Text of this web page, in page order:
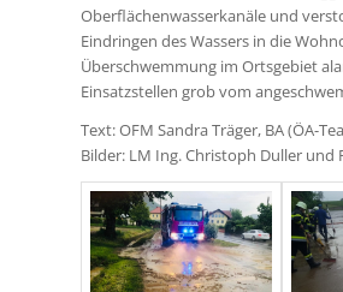
Oberflächenwasserkanäle und
Eindringen des Wassers in die
Überschwemmung im Ortsgebiet
Einsatzstellen grob vom
Text: OFM Sandra Träger, BA (ÖA-
Bilder: LM Ing. Christoph Duller und